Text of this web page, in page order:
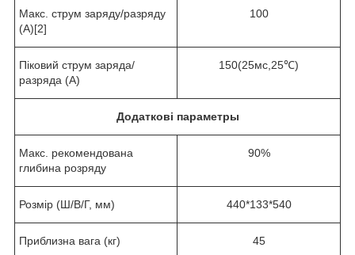
Макс. струм заряду/разряду
(А)[2]
100
Піковий струм заряда/
разряда (А)
150(25мс,25℃)
Додаткові параметры
Макс. рекомендована
глибина розряду
90%
Розмір (Ш/В/Г, мм) 440*133*540
Приблизна вага (кг) 45